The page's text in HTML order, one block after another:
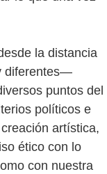
la distancia
diferentes—
puntos del
políticos e
artística,
ético con lo
con nuestra